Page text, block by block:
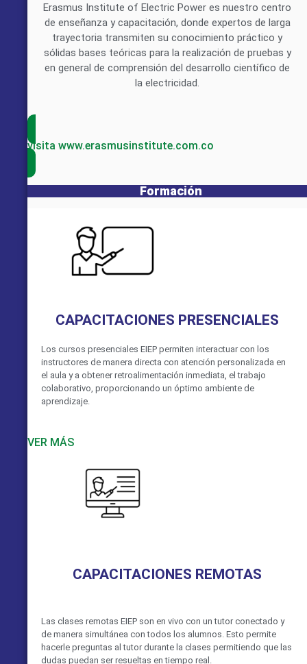
Erasmus Institute of Electric Power es nuestro centro
de enseñanza y capacitación, donde expertos de larga
trayectoria transmiten su conocimiento práctico y
sólidas bases teóricas para la realización de pruebas y
en general de comprensión del desarrollo científico de
la electricidad.
visita www.erasmusinstitute.com.co
Formación
CAPACITACIONES PRESENCIALES
Los cursos presenciales EIEP permiten interactuar con los
instructores de manera directa con atención personalizada en
el aula y a obtener retroalimentación inmediata, el trabajo
colaborativo, proporcionando un óptimo ambiente de
aprendizaje.
VER MÁS
CAPACITACIONES REMOTAS
Las clases remotas EIEP son en vivo con un tutor conectado y
de manera simultánea con todos los alumnos. Esto permite
hacerle preguntas al tutor durante la clases permitiendo que las
dudas puedan ser resueltas en tiempo real.